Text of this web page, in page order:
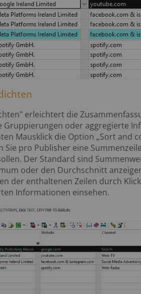
erleichtert die
Gruppierungen oder aggregierte
Mausklick die Option „Sort and
Sie pro Publisher eine
Der Standard sind
oder den Durchschnitt
der enthaltenen Zeilen durch
Informationen einsehen.